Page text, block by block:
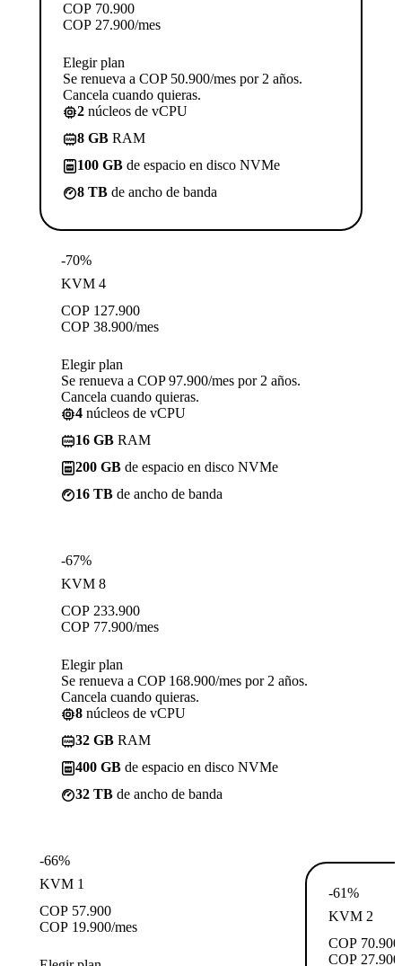
COP 70.900
COP 27.900/mes
Elegir plan
Se renueva a COP 50.900/mes por 2 años.
Cancela cuando quieras.
2 núcleos de vCPU
8 GB RAM
100 GB de espacio en disco NVMe
8 TB de ancho de banda
-70%
KVM 4
COP 127.900
COP 38.900/mes
Elegir plan
Se renueva a COP 97.900/mes por 2 años.
Cancela cuando quieras.
4 núcleos de vCPU
16 GB RAM
200 GB de espacio en disco NVMe
16 TB de ancho de banda
-67%
KVM 8
COP 233.900
COP 77.900/mes
Elegir plan
Se renueva a COP 168.900/mes por 2 años.
Cancela cuando quieras.
8 núcleos de vCPU
32 GB RAM
400 GB de espacio en disco NVMe
32 TB de ancho de banda
-66%
KVM 1
COP 57.900
COP 19.900/mes
-61%
KVM 2
COP 70.900
COP 27.900